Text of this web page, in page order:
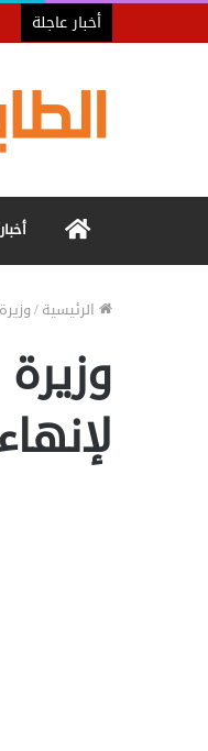
أخبار عاجلة
الرئيسيةأخبار
الرئيسية/وزيرة الرياضة*